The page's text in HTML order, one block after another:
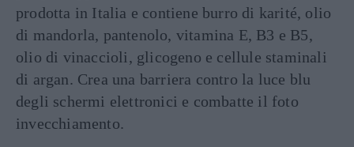
prodotta in Italia e contiene burro di karité, olio
di mandorla, pantenolo, vitamina E, B3 e B5,
olio di vinaccioli, glicogeno e cellule staminali
di argan. Crea una barriera contro la luce blu
degli schermi elettronici e combatte il foto
invecchiamento.